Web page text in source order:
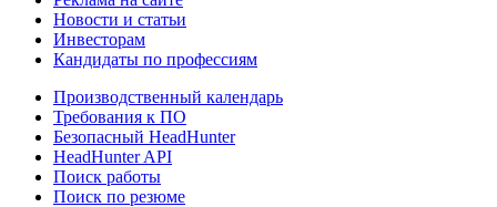
Новости и статьи
Инвесторам
Кандидаты по профессиям
Производственный календарь
Требования к ПО
Безопасный HeadHunter
HeadHunter API
Поиск работы
Поиск по резюме